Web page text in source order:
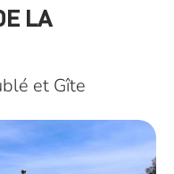
LA
et Gîte